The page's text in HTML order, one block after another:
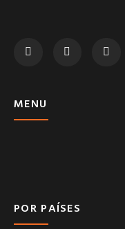
MENU
POR PAÍSES